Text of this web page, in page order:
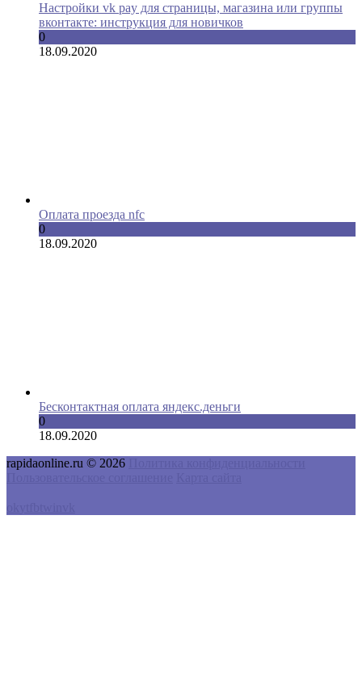
Настройки vk pay для страницы, магазина или группы
вконтакте: инструкция для новичков
0
18.09.2020
Оплата проезда nfc
0
18.09.2020
Бесконтактная оплата яндекс.деньги
0
18.09.2020
rapidaonline.ru © 2026